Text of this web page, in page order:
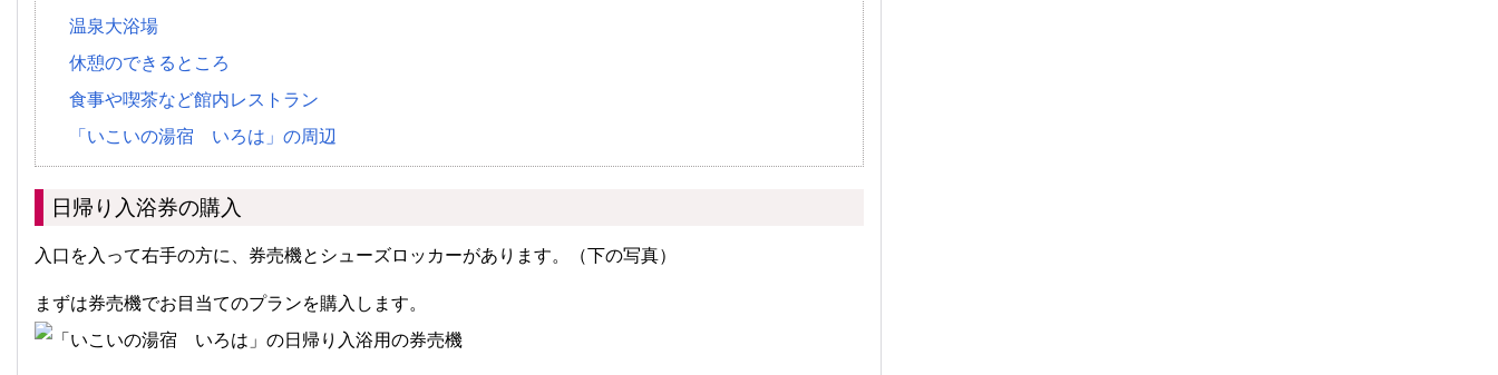
温泉大浴場
休憩のできるところ
食事や喫茶など館内レストラン
「いこいの湯宿 いろは」の周辺
日帰り入浴券の購入
入口を入って右手の方に、券売機とシューズロッカーがあります。（下の写真）
まずは券売機でお目当てのプランを購入します。